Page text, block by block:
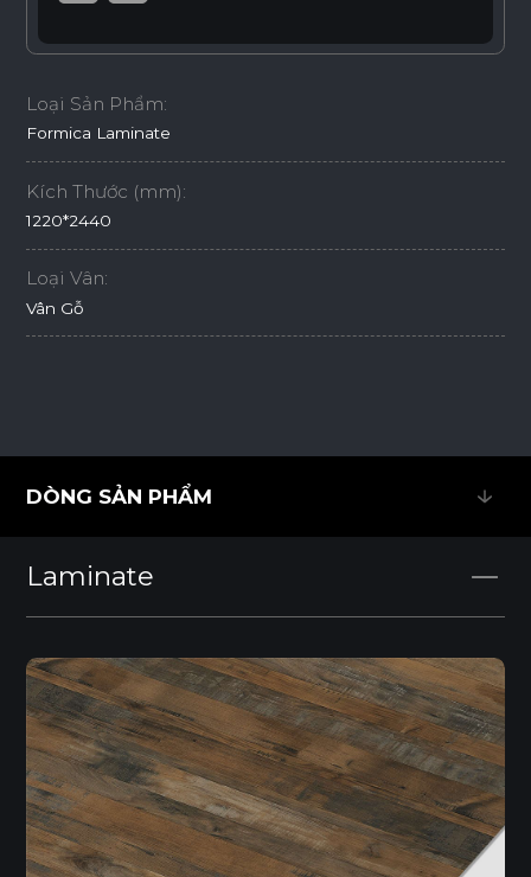
Loại Sản Phẩm:
Formica Laminate
Kích Thước (mm):
1220*2440
Loại Vân:
Vân Gỗ
DÒNG SẢN PHẨM
Laminate